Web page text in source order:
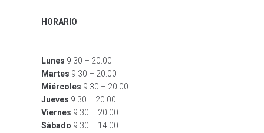
HORARIO
Lunes 9:30 – 20:00
Martes 9:30 – 20:00
Miércoles 9:30 – 20:00
Jueves 9:30 – 20:00
Viernes 9:30 – 20:00
Sábado 9:30 – 14:00